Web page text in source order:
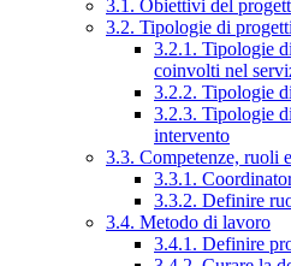
3.1. Obiettivi del
3.2. Tipologie di progetti
3.2.1. Tipologie
coinvolti nel
3.2.2. Tipologie
3.2.3. Tipologie
intervento
3.3. Competenze, ruoli
3.3.1.
3.3.2. Definire
3.4. Metodo di lavoro
3.4.1. Definire